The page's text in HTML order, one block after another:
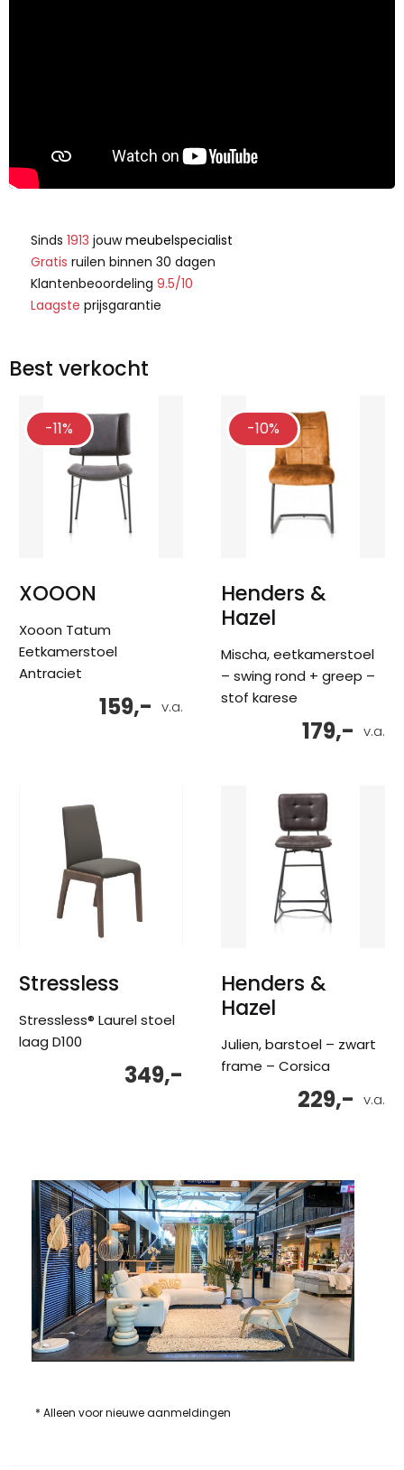
Sinds 1913 jouwmeubelspecialist
Gratis ruilen binnen 30 dagen
Klantenbeoordeling 9.5/10
Laagste prijsgarantie
Best verkocht
-11%
XOOON
Xooon Tatum
Eetkamerstoel
Antraciet
v.a.
159,-
-10%
Henders &
Hazel
Mischa, eetkamerstoel
– swing rond + greep –
stof karese
v.a.
179,-
Stressless
Stressless® Laurel stoel
laag D100
349,-
Henders &
Hazel
Julien, barstoel – zwart
frame – Corsica
v.a.
229,-
* Alleen voor nieuwe aanmeldingen